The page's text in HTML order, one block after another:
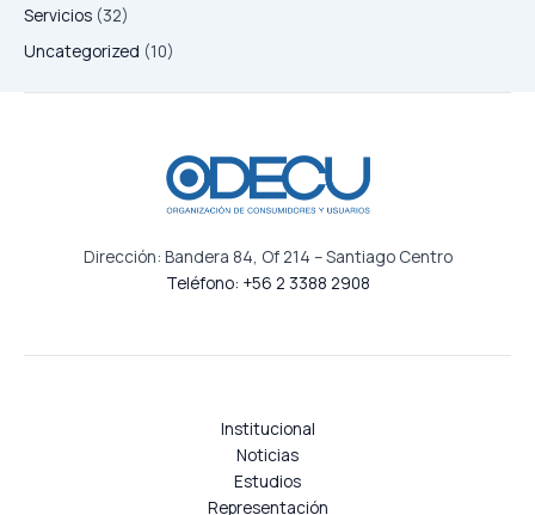
Servicios (32)
Uncategorized (10)
Dirección: Bandera 84, Of 214 – Santiago Centro
Teléfono: +56 2 3388 2908
Institucional
Noticias
Estudios
Representación